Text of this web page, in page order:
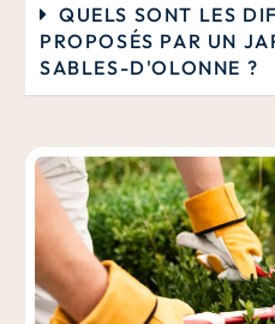
QUELS SONT LES
PROPOSÉS PAR UN
SABLES-D'OLONNE ?